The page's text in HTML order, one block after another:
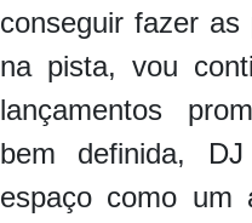
conseguir fazer
na pista, vou
lançamentos
bem definida,
espaço como um